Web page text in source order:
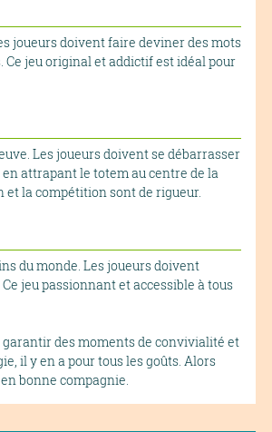
joueurs doivent faire deviner des mots
jeu original et addictif est idéal pour
Les joueurs doivent se débarrasser
attrapant le totem au centre de la
et la compétition sont de rigueur.
du monde. Les joueurs doivent
jeu passionnant et accessible à tous
des moments de convivialité et
il y en a pour tous les goûts. Alors
bonne compagnie.